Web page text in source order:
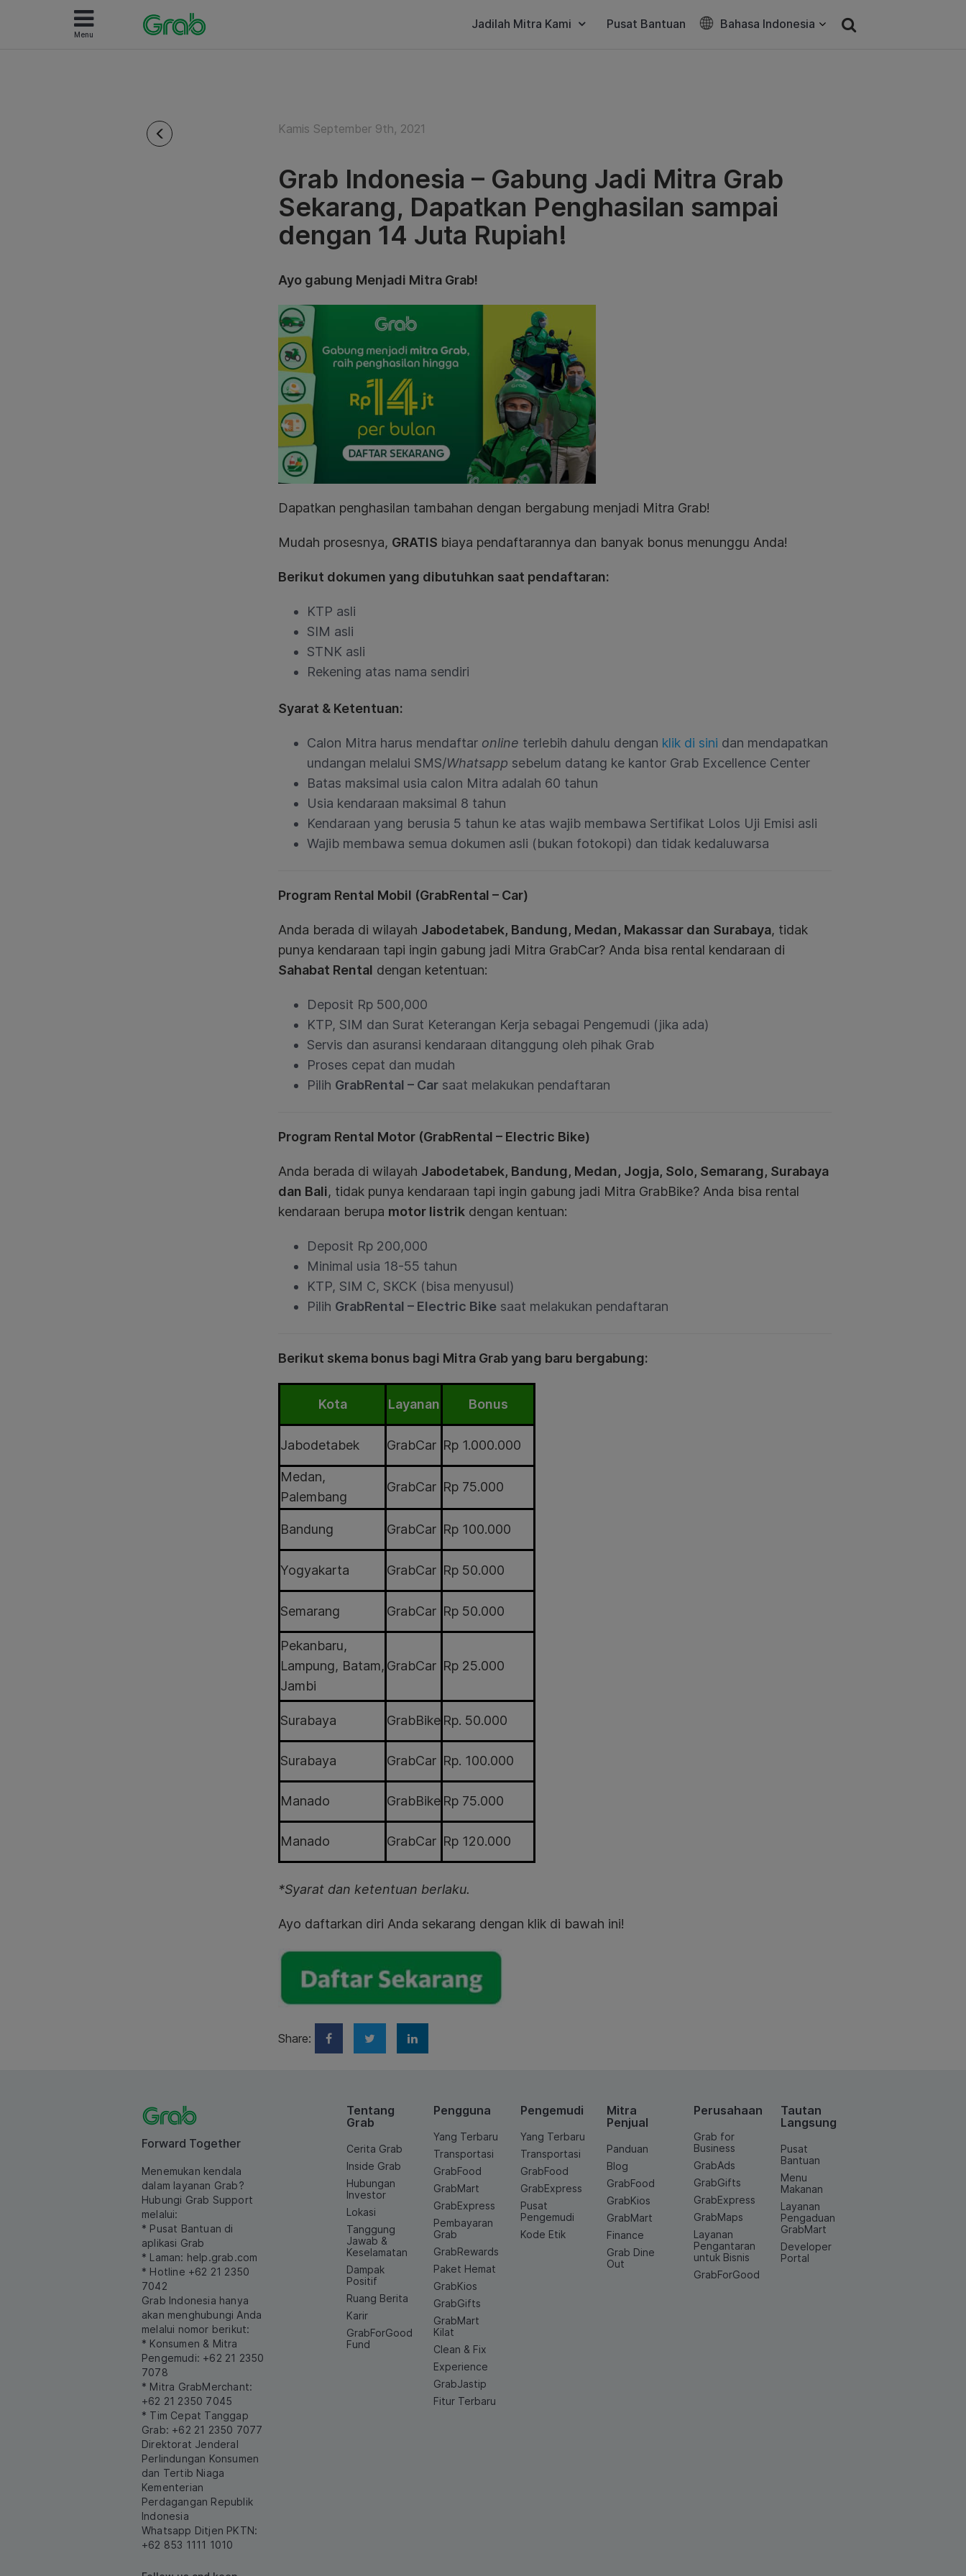
Menu
Jadilah Mitra Kami Pusat Bantuan Bahasa Indonesia
Kamis September 9th, 2021
Grab Indonesia – Gabung Jadi Mitra Grab
Sekarang, Dapatkan Penghasilan sampai
dengan 14 Juta Rupiah!
Ayo gabung Menjadi Mitra Grab!
Dapatkan penghasilan tambahan dengan bergabung menjadi Mitra Grab!
Mudah prosesnya, GRATIS biaya pendaftarannya dan banyak bonus menunggu Anda!
Berikut dokumen yang dibutuhkan saat pendaftaran:
KTP asli
SIM asli
STNK asli
Rekening atas nama sendiri
Syarat & Ketentuan:
Calon Mitra harus mendaftar online terlebih dahulu dengan klik di sini dan mendapatkan
undangan melalui SMS/Whatsapp sebelum datang ke kantor Grab Excellence Center
Batas maksimal usia calon Mitra adalah 60 tahun
Usia kendaraan maksimal 8 tahun
Kendaraan yang berusia 5 tahun ke atas wajib membawa Sertifikat Lolos Uji Emisi asli
Wajib membawa semua dokumen asli (bukan fotokopi) dan tidak kedaluwarsa
Program Rental Mobil (GrabRental – Car)
Anda berada di wilayah Jabodetabek, Bandung, Medan, Makassar dan Surabaya, tidak
punya kendaraan tapi ingin gabung jadi Mitra GrabCar? Anda bisa rental kendaraan di
Sahabat Rental dengan ketentuan:
Deposit Rp 500,000
KTP, SIM dan Surat Keterangan Kerja sebagai Pengemudi (jika ada)
Servis dan asuransi kendaraan ditanggung oleh pihak Grab
Proses cepat dan mudah
Pilih GrabRental – Car saat melakukan pendaftaran
Program Rental Motor (GrabRental – Electric Bike)
Anda berada di wilayah Jabodetabek, Bandung, Medan, Jogja, Solo, Semarang, Surabaya
dan Bali, tidak punya kendaraan tapi ingin gabung jadi Mitra GrabBike? Anda bisa rental
kendaraan berupa motor listrik dengan kentuan:
Deposit Rp 200,000
Minimal usia 18-55 tahun
KTP, SIM C, SKCK (bisa menyusul)
Pilih GrabRental – Electric Bike saat melakukan pendaftaran
Berikut skema bonus bagi Mitra Grab yang baru bergabung:
Kota Layanan Bonus
Jabodetabek GrabCar Rp 1.000.000
Medan,
Palembang
GrabCar Rp 75.000
Bandung GrabCar Rp 100.000
Yogyakarta GrabCar Rp 50.000
Semarang GrabCar Rp 50.000
Pekanbaru,
Lampung, Batam,
Jambi
GrabCar Rp 25.000
Surabaya GrabBike Rp. 50.000
Surabaya GrabCar Rp. 100.000
Manado GrabBike Rp 75.000
Manado GrabCar Rp 120.000
*Syarat dan ketentuan berlaku.
Ayo daftarkan diri Anda sekarang dengan klik di bawah ini!
Share:
Forward Together
Menemukan kendala
dalam layanan Grab?
Hubungi Grab Support
melalui:
* Pusat Bantuan di
aplikasi Grab
* Laman: help.grab.com
* Hotline +62 21 2350
7042
Grab Indonesia hanya
akan menghubungi Anda
melalui nomor berikut:
* Konsumen & Mitra
Pengemudi: +62 21 2350
7078
* Mitra GrabMerchant:
+62 21 2350 7045
* Tim Cepat Tanggap
Grab: +62 21 2350 7077
Direktorat Jenderal
Perlindungan Konsumen
dan Tertib Niaga
Kementerian
Perdagangan Republik
Indonesia
Whatsapp Ditjen PKTN:
+62 853 1111 1010
Tentang
Grab
Cerita Grab
Inside Grab
Hubungan
Investor
Lokasi
Tanggung
Jawab &
Keselamatan
Dampak
Positif
Ruang Berita
Karir
GrabForGood
Fund
Pengguna
Yang Terbaru
Transportasi
GrabFood
GrabMart
GrabExpress
Pembayaran
Grab
GrabRewards
Paket Hemat
GrabKios
GrabGifts
GrabMart
Kilat
Clean & Fix
Experience
GrabJastip
Fitur Terbaru
Pengemudi
Yang Terbaru
Transportasi
GrabFood
GrabExpress
Pusat
Pengemudi
Kode Etik
Mitra
Penjual
Panduan
Blog
GrabFood
GrabKios
GrabMart
Finance
Grab Dine
Out
Perusahaan
Grab for
Business
GrabAds
GrabGifts
GrabExpress
GrabMaps
Layanan
Pengantaran
untuk Bisnis
GrabForGood
Tautan
Langsung
Pusat
Bantuan
Menu
Makanan
Layanan
Pengaduan
GrabMart
Developer
Portal